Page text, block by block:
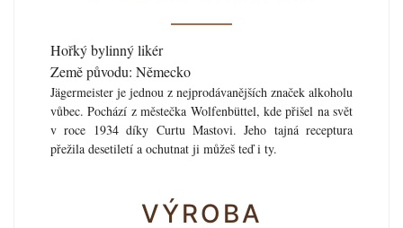
Hořký bylinný likér
Země původu: Německo
Jägermeister je jednou z nejprodávanějších značek alkoholu
vůbec. Pochází z městečka Wolfenbüttel, kde přišel na svět
v roce 1934 díky Curtu Mastovi. Jeho tajná receptura
přežila desetiletí a ochutnat ji můžeš teď i ty.
VÝROBA